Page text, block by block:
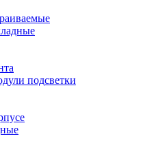
подсветки